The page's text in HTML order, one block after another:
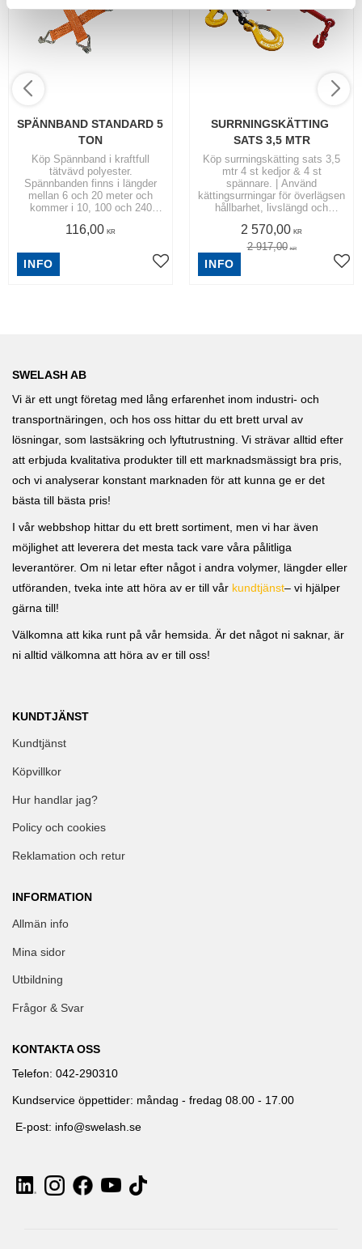
SPÄNNBAND STANDARD 5
TON
Köp Spännband i kraftfull
tätvävd polyester.
Spännbanden finns i längder
mellan 6 och 20 meter och
kommer i 10, 100 och 240
116,00 KR
INFO
SURRNINGSKÄTTING
SATS 3,5 MTR
Köp surrningskätting sats 3,5
mtr 4 st kedjor & 4 st
spännare. | Använd
kättingsurrningar för överlägsen
hållbarhet, livslängd och
2 570,00 KR
2 917,00 KR
INFO
SWELASH AB
Vi är ett ungt företag med lång erfarenhet inom industri- och
transportnäringen, och hos oss hittar du ett brett urval av
lösningar, som lastsäkring och lyftutrustning. Vi strävar alltid efter
att erbjuda kvalitativa produkter till ett marknadsmässigt bra pris,
och vi analyserar konstant marknaden för att kunna ge er det
bästa till bästa pris!
I vår webbshop hittar du ett brett sortiment, men vi har även
möjlighet att leverera det mesta tack vare våra pålitliga
leverantörer. Om ni letar efter något i andra volymer, längder eller
utföranden, tveka inte att höra av er till vår kundtjänst– vi hjälper
gärna till!
Välkomna att kika runt på vår hemsida. Är det något ni saknar, är
ni alltid välkomna att höra av er till oss!
KUNDTJÄNST
Kundtjänst
Köpvillkor
Hur handlar jag?
Policy och cookies
Reklamation och retur
INFORMATION
Allmän info
Mina sidor
Utbildning
Frågor & Svar
KONTAKTA OSS
Telefon: 042-290310
Kundservice öppettider: måndag - fredag 08.00 - 17.00
E-post: info@swelash.se